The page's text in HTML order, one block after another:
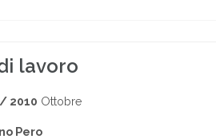
lavoro
2010 Ottobre
Pero